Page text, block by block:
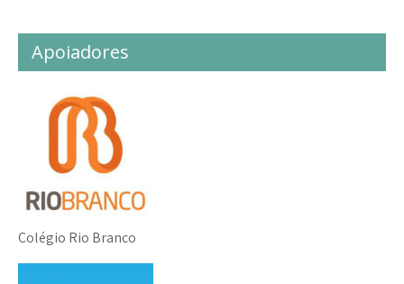
Apoiadores
Colégio Rio Branco